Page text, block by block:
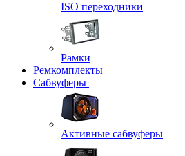
ISO переходники
Рамки
Ремкомплекты
Сабвуферы
Активные сабвуферы